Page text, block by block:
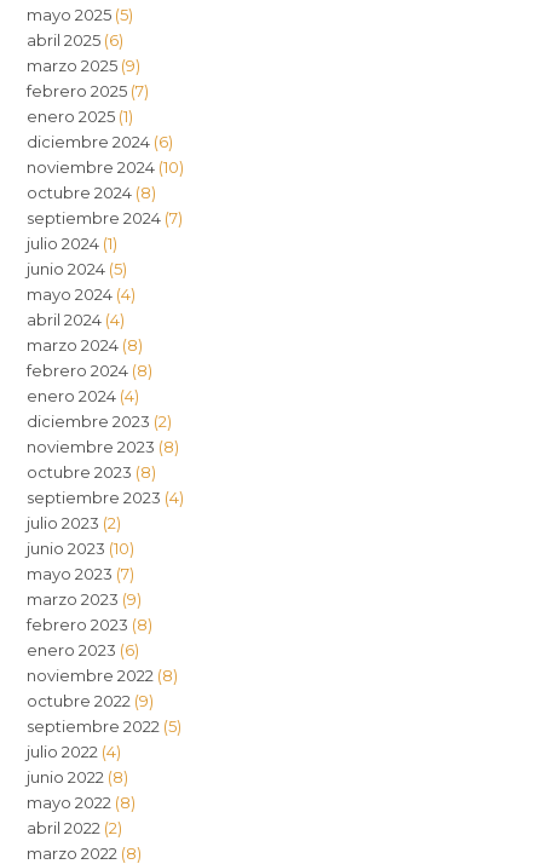
mayo 2025 (5)
abril 2025 (6)
marzo 2025 (9)
febrero 2025 (7)
enero 2025 (1)
diciembre 2024 (6)
noviembre 2024 (10)
octubre 2024 (8)
septiembre 2024 (7)
julio 2024 (1)
junio 2024 (5)
mayo 2024 (4)
abril 2024 (4)
marzo 2024 (8)
febrero 2024 (8)
enero 2024 (4)
diciembre 2023 (2)
noviembre 2023 (8)
octubre 2023 (8)
septiembre 2023 (4)
julio 2023 (2)
junio 2023 (10)
mayo 2023 (7)
marzo 2023 (9)
febrero 2023 (8)
enero 2023 (6)
noviembre 2022 (8)
octubre 2022 (9)
septiembre 2022 (5)
julio 2022 (4)
junio 2022 (8)
mayo 2022 (8)
abril 2022 (2)
marzo 2022 (8)